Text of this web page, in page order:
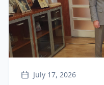
July 17, 2026